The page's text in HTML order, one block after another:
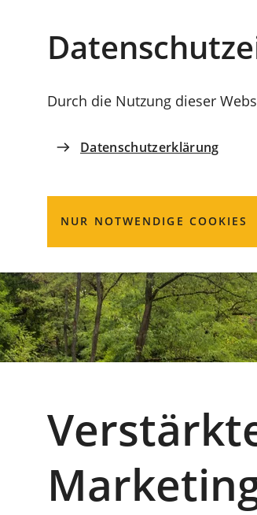
Durch die Nutzung dieser
Datenschutzerklärung
NUR NOTWENDIGE COOKIES
Coburg